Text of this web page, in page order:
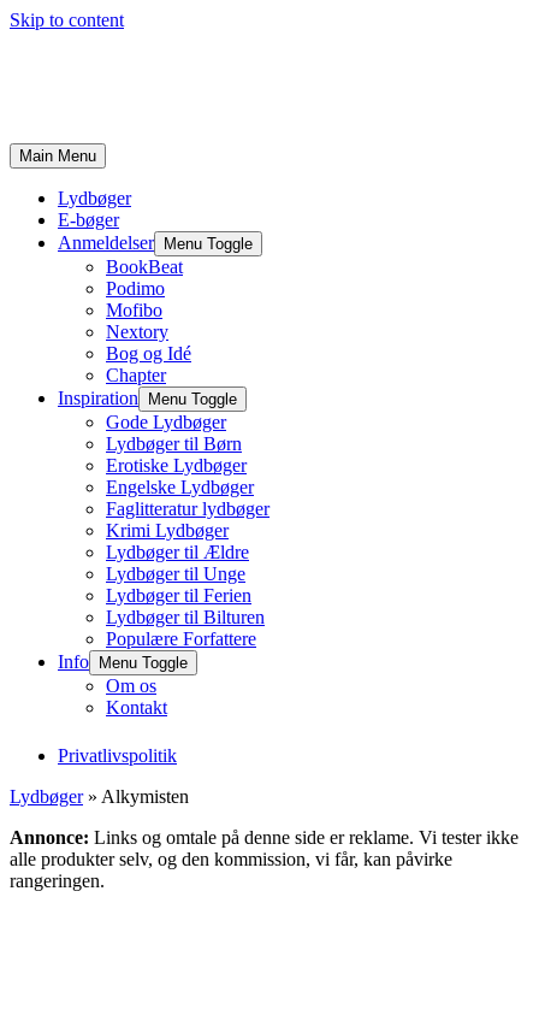
Skip to content
Main Menu
Lydbøger
E-bøger
Anmeldelser
Menu Toggle
BookBeat
Podimo
Mofibo
Nextory
Bog og Idé
Chapter
Inspiration
Menu Toggle
Gode Lydbøger
Lydbøger til Børn
Erotiske Lydbøger
Engelske Lydbøger
Faglitteratur lydbøger
Krimi Lydbøger
Lydbøger til Ældre
Lydbøger til Unge
Lydbøger til Ferien
Lydbøger til Bilturen
Populære Forfattere
Info
Menu Toggle
Om os
Kontakt
Privatlivspolitik
Lydbøger» Alkymisten
Annonce: Links og omtale på denne side er reklame. Vi tester ikke
alle produkter selv, og den kommission, vi får, kan påvirke
rangeringen.